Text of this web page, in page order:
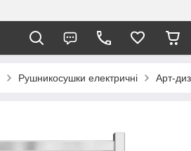
Рушникосушки електричні Арт-